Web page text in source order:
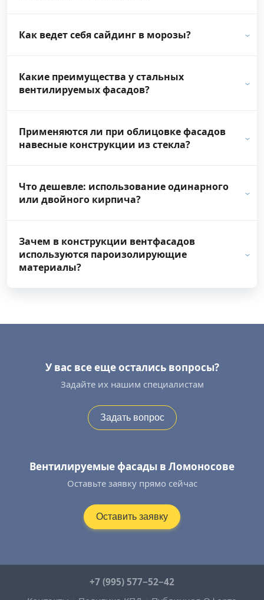
Как ведет себя сайдинг в морозы?
Какие преимущества у стальных
вентилируемых фасадов?
Применяются ли при облицовке фасадов
навесные конструкции из стекла?
Что дешевле: использование одинарного
или двойного кирпича?
Зачем в конструкции вентфасадов
используются пароизолирующие
материалы?
У вас все еще остались вопросы?
Задайте их нашим специалистам
Задать вопрос
Вентилируемые фасады в Ломоносове
Оставьте заявку прямо сейчас
Оставить заявку
+7 (995) 577−52−42